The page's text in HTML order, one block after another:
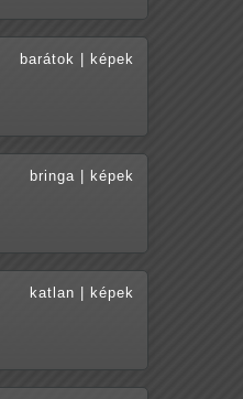
barátok képek
bringa képek
katlan képek